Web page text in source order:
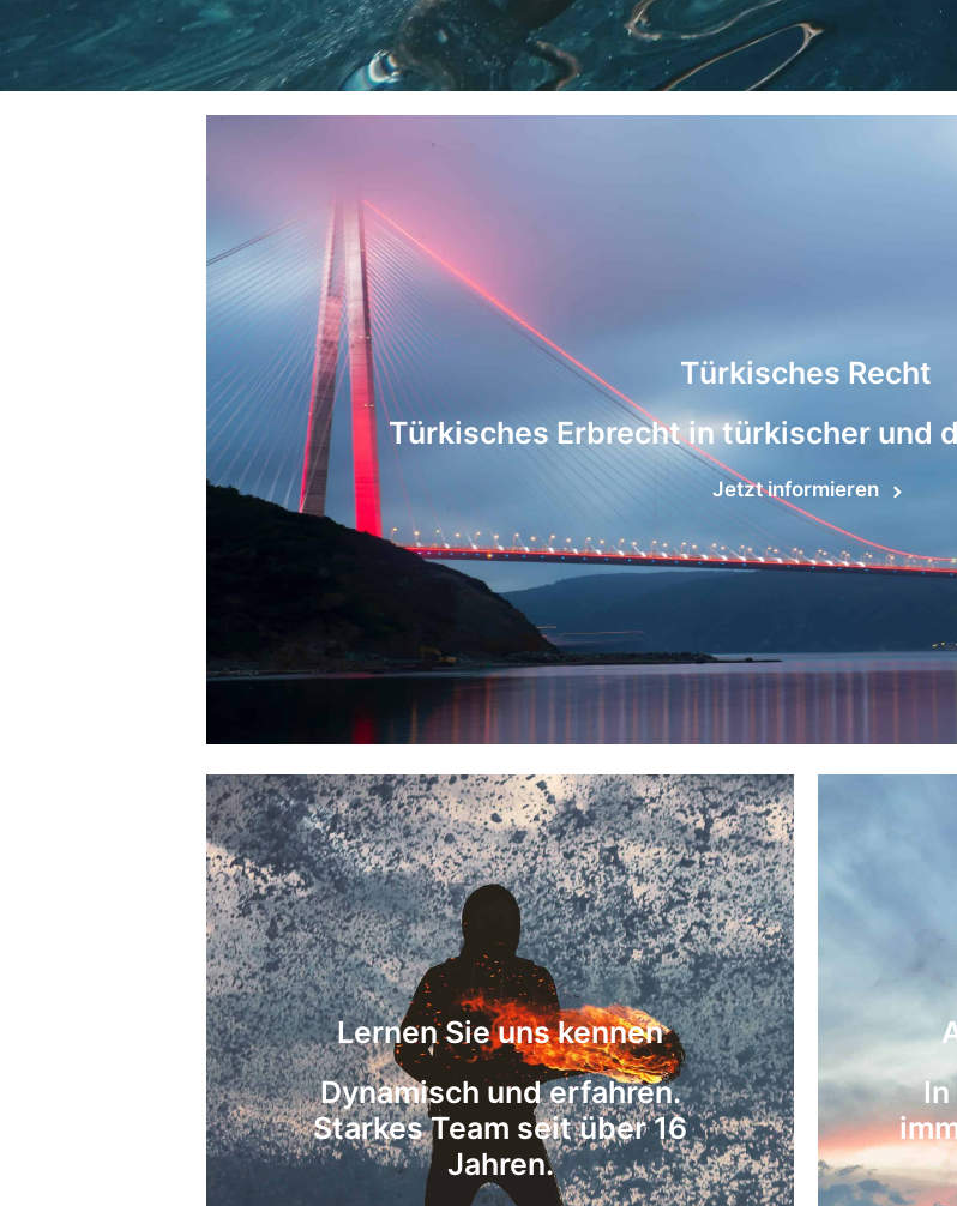
Türkisches Recht
Türkisches Erbrecht in türkischer und
Jetzt informieren
Lernen Sie uns kennen
Dynamisch und erfahren.
Starkes Team seit über 16
Jahren.
In